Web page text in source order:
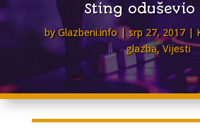
Sting oduševio
byGlazbeni.info srp 27, 2017
glazba,Vijesti